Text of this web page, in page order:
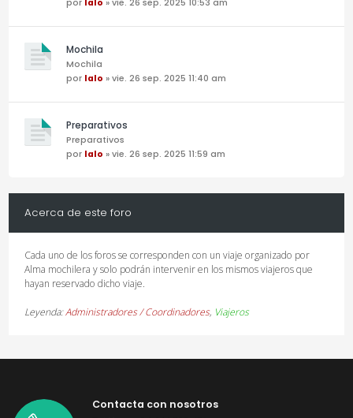
por lalo » vie. 26 sep. 2025 10:53 am
Mochila
Mochila
por lalo » vie. 26 sep. 2025 11:40 am
Preparativos
Preparativos
por lalo » vie. 26 sep. 2025 11:59 am
Acerca de este foro
Cada uno de los foros se corresponden con un viaje organizado por
Alma mochilera y solo podrán intervenir en los mismos viajeros que
hayan reservado dicho viaje.
Leyenda:Administradores / Coordinadores, Viajeros
Contacta con nosotros